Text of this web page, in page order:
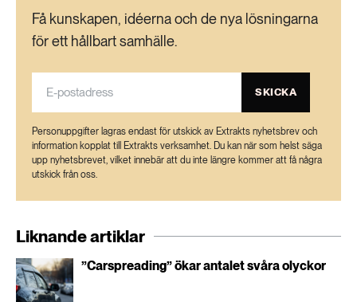
Få kunskapen, idéerna och de nya lösningarna
för ett hållbart samhälle.
SKICKA
Personuppgifter lagras endast för utskick av Extrakts nyhetsbrev och
information kopplat till Extrakts verksamhet. Du kan när som helst säga
upp nyhetsbrevet, vilket innebär att du inte längre kommer att få några
utskick från oss.
Liknande artiklar
”Carspreading” ökar antalet svåra olyckor